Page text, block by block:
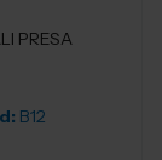
PRESA
B12